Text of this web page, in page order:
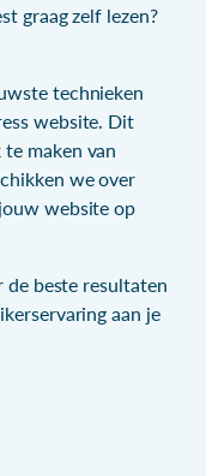
graag zelf lezen?
technieken
website. Dit
maken van
we over
website op
de beste resultaten
aan je